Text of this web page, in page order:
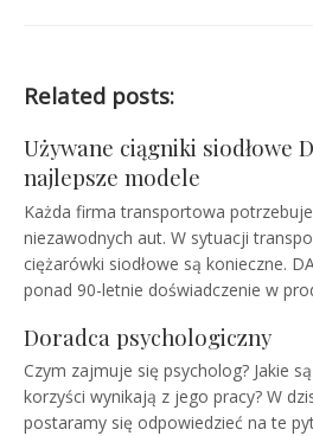
Related posts:
Używane ciągniki siodłowe
najlepsze modele
Każda firma transportowa
niezawodnych aut. W sytuacji
ciężarówki siodłowe są konieczne.
ponad 90-letnie doświadczenie w
Doradca psychologiczny
Czym zajmuje się psycholog? Jakie
korzyści wynikają z jego pracy? W
postaramy się odpowiedzieć na te